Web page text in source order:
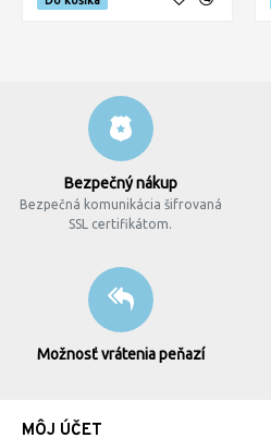
Bezpečný nákup
Bezpečná komunikácia šifrovaná
SSL certifikátom.
Možnosť vrátenia peňazí
MÔJ ÚČET